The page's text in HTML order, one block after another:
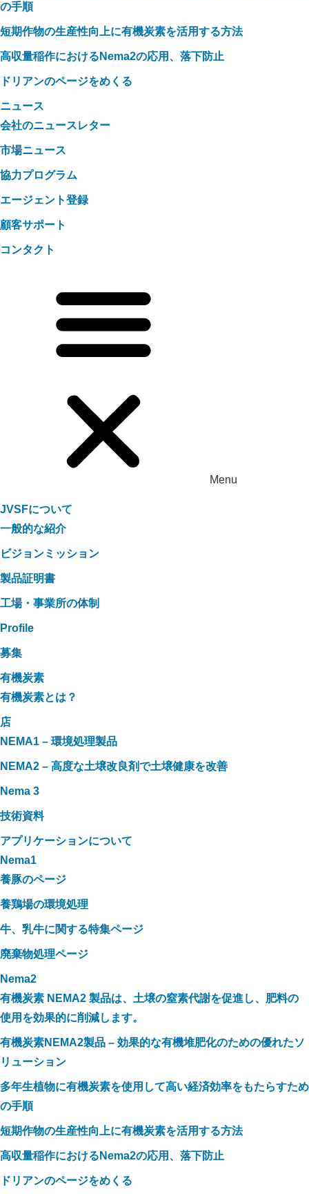
の手順
短期作物の生産性向上に有機炭素を活用する方法
高収量稲作におけるNema2の応用、落下防止
ドリアンのページをめくる
ニュース
会社のニュースレター
市場ニュース
協力プログラム
エージェント登録
顧客サポート
コンタクト
Menu
JVSFについて
一般的な紹介
ビジョンミッション
製品証明書
工場・事業所の体制
Profile
募集
有機炭素
有機炭素とは？
店
NEMA1 – 環境処理製品
NEMA2 – 高度な土壌改良剤で土壌健康を改善
Nema 3
技術資料
アプリケーションについて
Nema1
養豚のページ
養鶏場の環境処理
牛、乳牛に関する特集ページ
廃棄物処理ページ
Nema2
有機炭素 NEMA2 製品は、土壌の窒素代謝を促進し、肥料の
使用を効果的に削減します。
有機炭素NEMA2製品 – 効果的な有機堆肥化のための優れたソ
リューション
多年生植物に有機炭素を使用して高い経済効率をもたらすため
の手順
短期作物の生産性向上に有機炭素を活用する方法
高収量稲作におけるNema2の応用、落下防止
ドリアンのページをめくる